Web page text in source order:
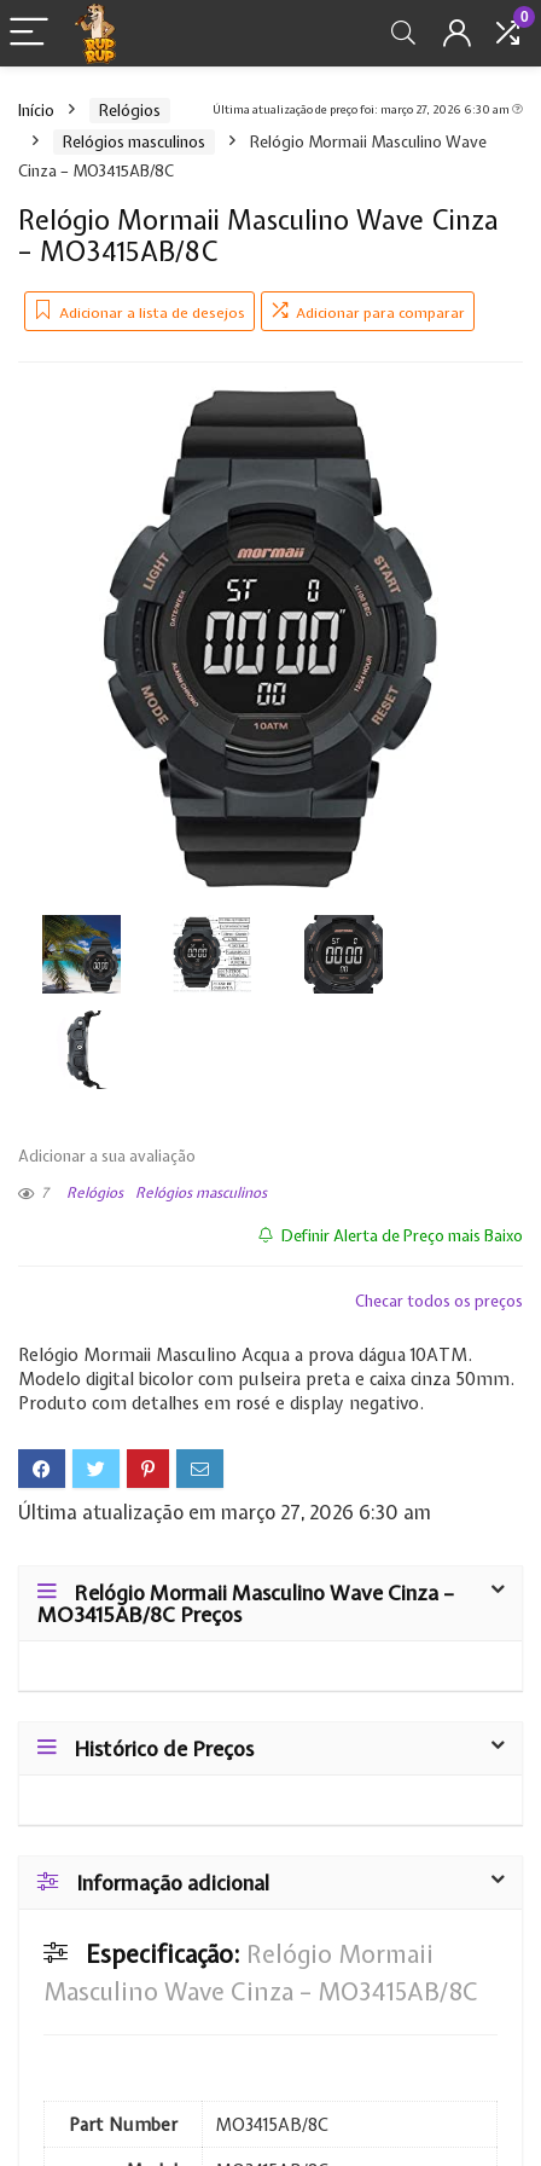
0
Última atualização de preço foi: março 27, 2026 6:30 am
Início
Relógios
Relógios masculinos
Relógio Mormaii Masculino Wave
Cinza – MO3415AB/8C
Relógio Mormaii Masculino Wave Cinza
– MO3415AB/8C
Adicionar a lista de desejos Adicionar para comparar
Adicionar a sua avaliação
7 Relógios Relógios masculinos
Definir Alerta de Preço mais Baixo
Checar todos os preços
Relógio Mormaii Masculino Acqua a prova dágua 10ATM.
Modelo digital bicolor com pulseira preta e caixa cinza 50mm.
Produto com detalhes em rosé e display negativo.
Última atualização em março 27, 2026 6:30 am
Relógio Mormaii Masculino Wave Cinza –
MO3415AB/8C Preços
Histórico de Preços
Informação adicional
Especificação: Relógio Mormaii
Masculino Wave Cinza – MO3415AB/8C
Part Number
MO3415AB/8C